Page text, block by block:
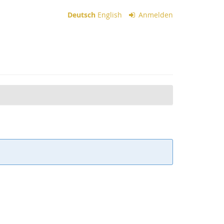
Deutsch English Anmelden